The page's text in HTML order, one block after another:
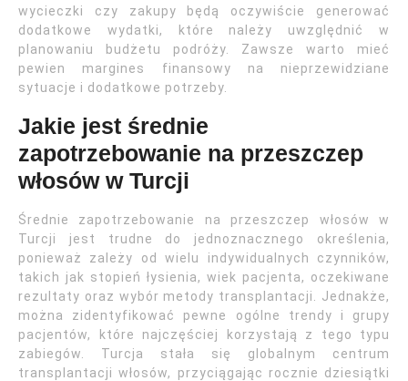
wycieczki czy zakupy będą oczywiście generować
dodatkowe wydatki, które należy uwzględnić w
planowaniu budżetu podróży. Zawsze warto mieć
pewien margines finansowy na nieprzewidziane
sytuacje i dodatkowe potrzeby.
Jakie jest średnie
zapotrzebowanie na przeszczep
włosów w Turcji
Średnie zapotrzebowanie na przeszczep włosów w
Turcji jest trudne do jednoznacznego określenia,
ponieważ zależy od wielu indywidualnych czynników,
takich jak stopień łysienia, wiek pacjenta, oczekiwane
rezultaty oraz wybór metody transplantacji. Jednakże,
można zidentyfikować pewne ogólne trendy i grupy
pacjentów, które najczęściej korzystają z tego typu
zabiegów. Turcja stała się globalnym centrum
transplantacji włosów, przyciągając rocznie dziesiątki